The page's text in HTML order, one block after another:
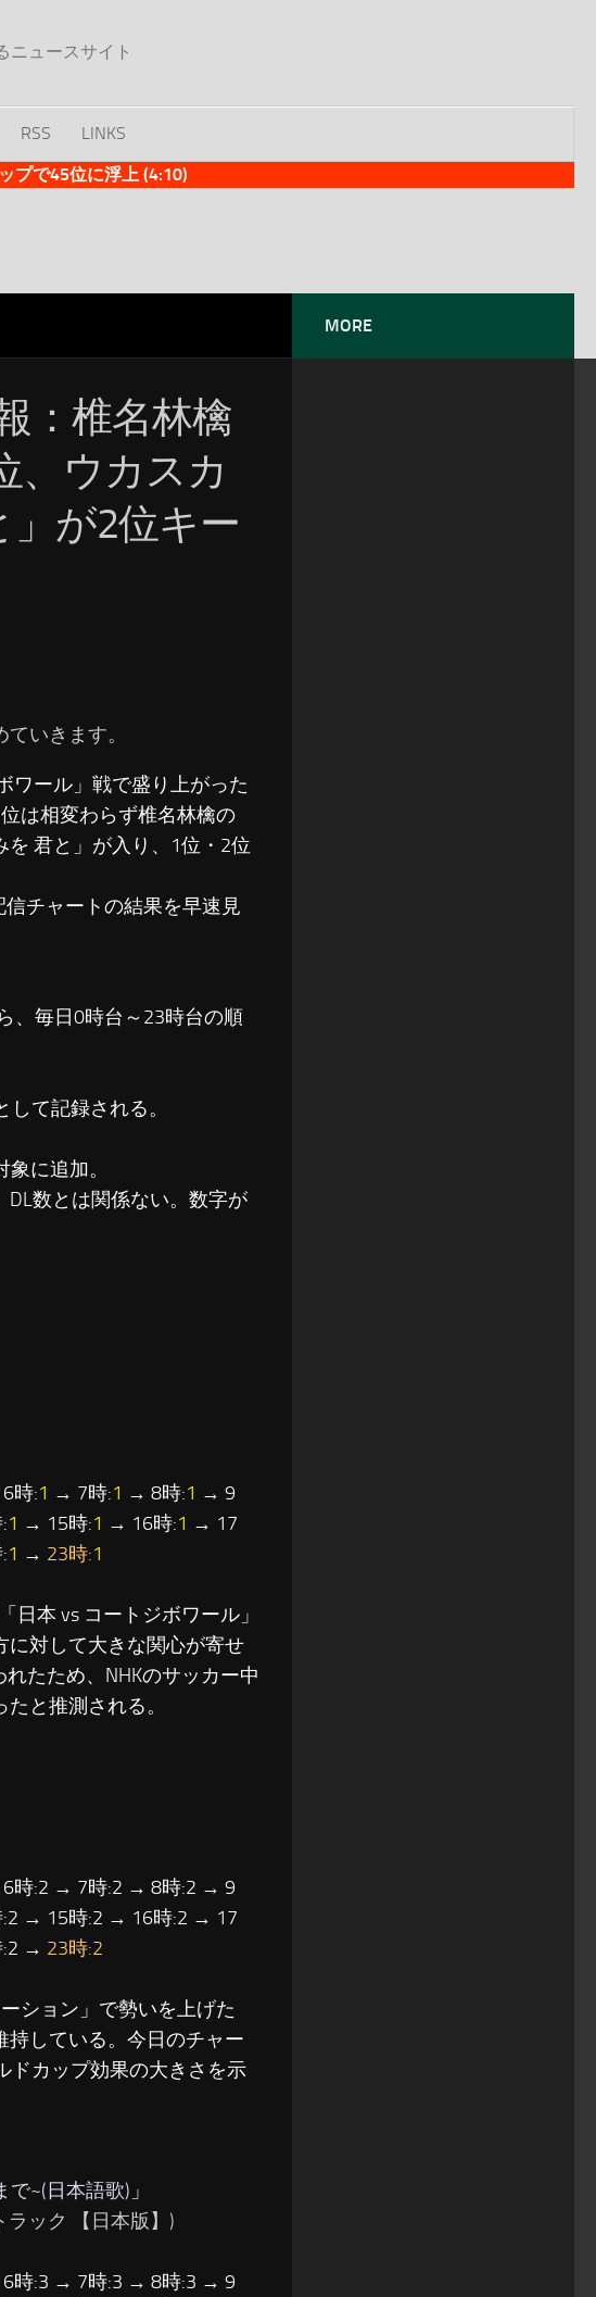
ニュースサイト
RSS
LINKS
プで45位に浮上 (4:10)
：椎名林檎
、ウカスカ
」が2位キー
いきます。
ワール」戦で盛り上がった
は相変わらず椎名林檎の
を 君と」が入り、1位・2位
チャートの結果を早速見
、毎日0時台～23時台の順
て記録される。
に追加。
DL数とは関係ない。数字が
時:1 → 7時:1 → 8時:1 → 9
1 → 15時:1 → 16時:1 → 17
1 → 23時:1
日本 vs コートジボワール」
に対して大きな関心が寄せ
たため、NHKのサッカー中
と推測される。
時:2 → 7時:2 → 8時:2 → 9
→ 15時:2 → 16時:2 → 17
→ 23時:2
ション」で勢いを上げた
している。今日のチャー
ドカップ効果の大きさを示
で~(日本語歌) 」
ック 【日本版】)
時:3 → 7時:3 → 8時:3 → 9
MORE